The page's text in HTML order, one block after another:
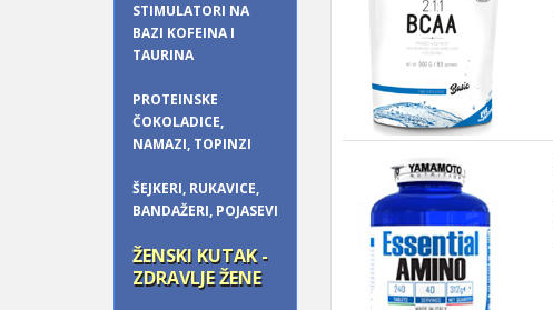
STIMULATORI NA
BAZI KOFEINA I
TAURINA
PROTEINSKE
ČOKOLADICE,
NAMAZI, TOPINZI
ŠEJKERI, RUKAVICE,
BANDAŽERI, POJASEVI
ŽENSKI KUTAK -
ZDRAVLJE ŽENE